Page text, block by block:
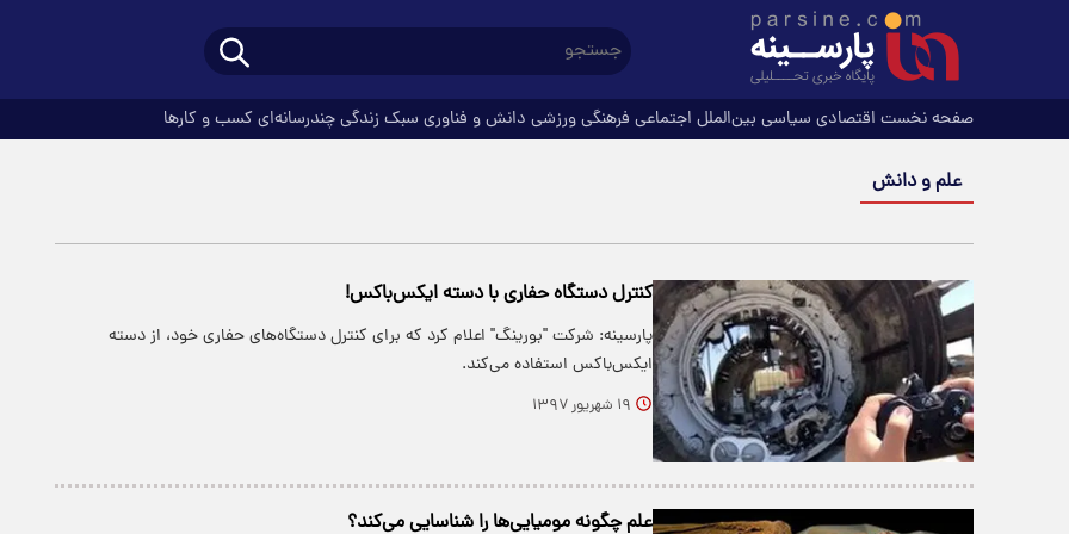
صفحه نخست اقتصادی سیاسی بین‌الملل اجتماعی فرهنگیورزشی دانش و فناوری سبک زندگیچندرسانه‌ای کسب و کارها
علم و دانش
کنترل دستگاه حفاری با دسته ایکس‌باکس!
پارسینه: شرکت "بورینگ" اعلام کرد که برای کنترل دستگاه‌های حفاری خود، از دسته
ایکس‌باکس استفاده می‌کند.
۱۹ شهریور ۱۳۹۷
علم چگونه مومیایی‌ها را شناسایی می‌کند؟